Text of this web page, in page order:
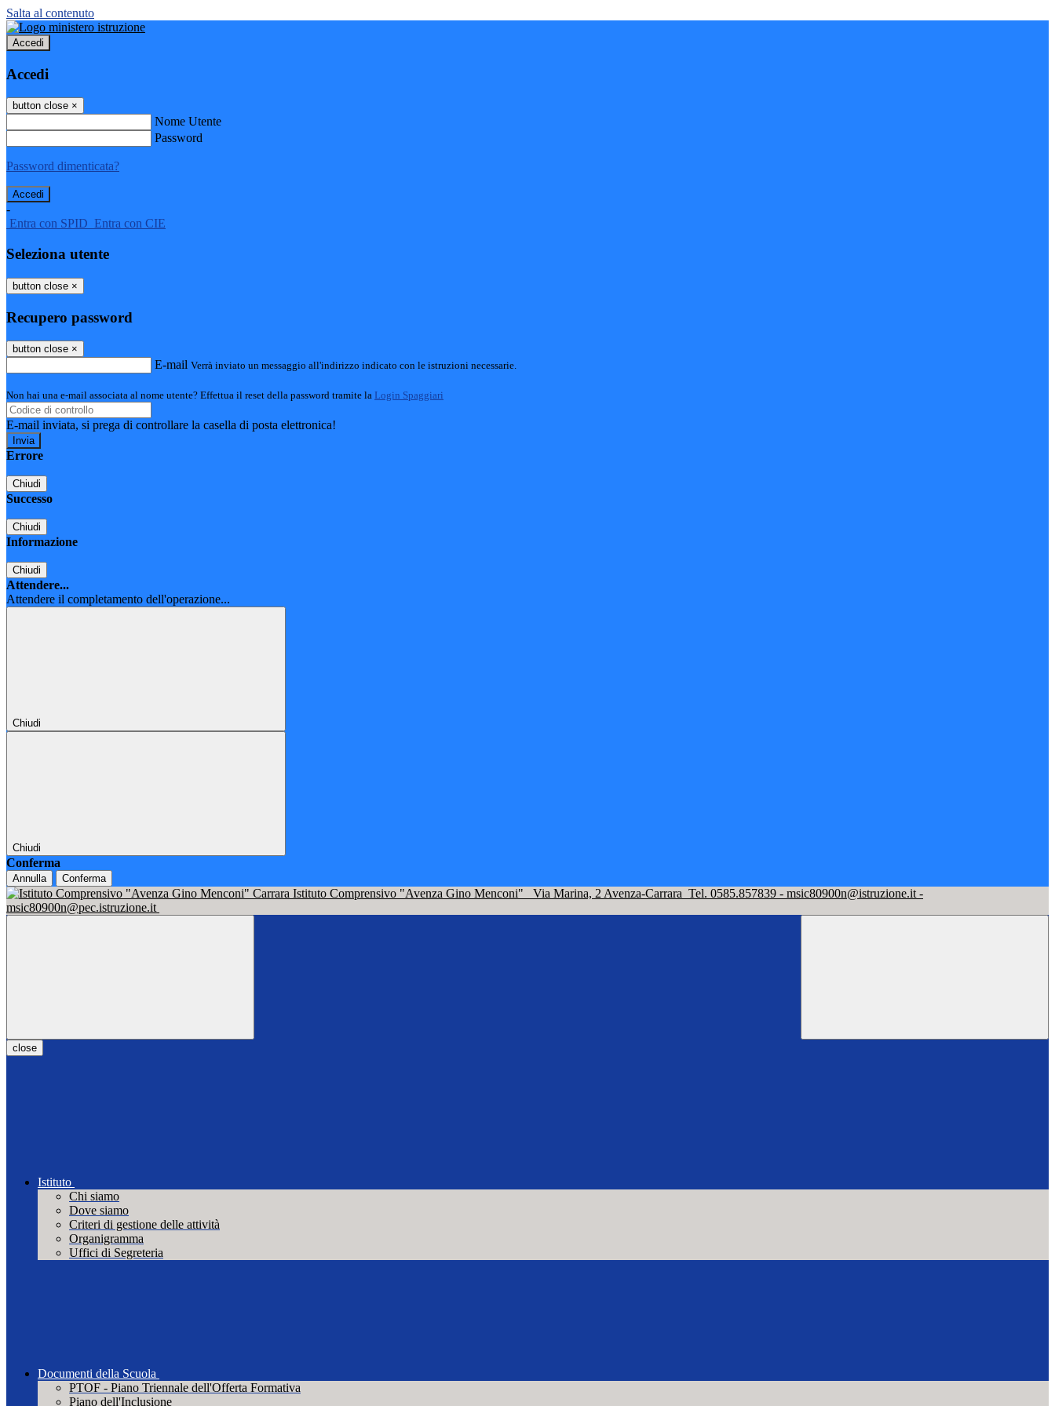
Salta al contenuto
Accedi
Accedi
button close ×
Nome Utente
Password
Password dimenticata?
-
Entra con SPID Entra con CIE
Seleziona utente
button close ×
Recupero password
button close ×
E-mail Verrà inviato un messaggio all'indirizzo indicato con le istruzioni necessarie.
Non hai una e-mail associata al nome utente? Effettua il reset della password tramite la Login Spaggiari
E-mail inviata, si prega di controllare la casella di posta elettronica!
Errore
Chiudi
Successo
Chiudi
Informazione
Chiudi
Attendere...
Attendere il completamento dell'operazione...
Chiudi
Chiudi
Conferma
Annulla Conferma
Istituto Comprensivo "Avenza Gino Menconi" Via Marina, 2 Avenza-Carrara Tel. 0585.857839 - msic80900n@istruzione.it -
msic80900n@pec.istruzione.it
close
Istituto
Chi siamo
Dove siamo
Criteri di gestione delle attività
Organigramma
Uffici di Segreteria
Documenti della Scuola
PTOF - Piano Triennale dell'Offerta Formativa
Piano dell'Inclusione